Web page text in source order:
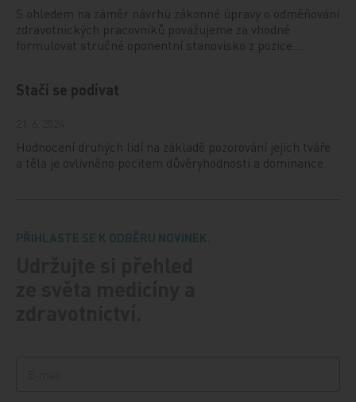
S ohledem na záměr návrhu zákonné úpravy o odměňování
zdravotnických pracovníků považujeme za vhodné
formulovat stručné oponentní stanovisko z pozice…
Stačí se podívat
Hodnocení druhých lidí na základě pozorování jejich tváře
a těla je ovlivněno pocitem důvěryhodnosti a dominance.
PŘIHLASTE SE K ODBĚRU NOVINEK.